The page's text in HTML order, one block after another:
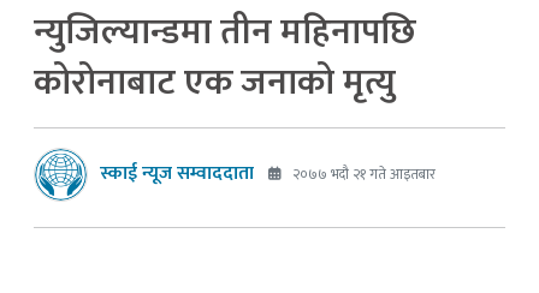
न्युजिल्यान्डमा तीन महिनापछि
कोरोनाबाट एक जनाको मृत्यु
स्काई न्यूज सम्वाददाता २०७७ भदौ २१ गते आइतबार